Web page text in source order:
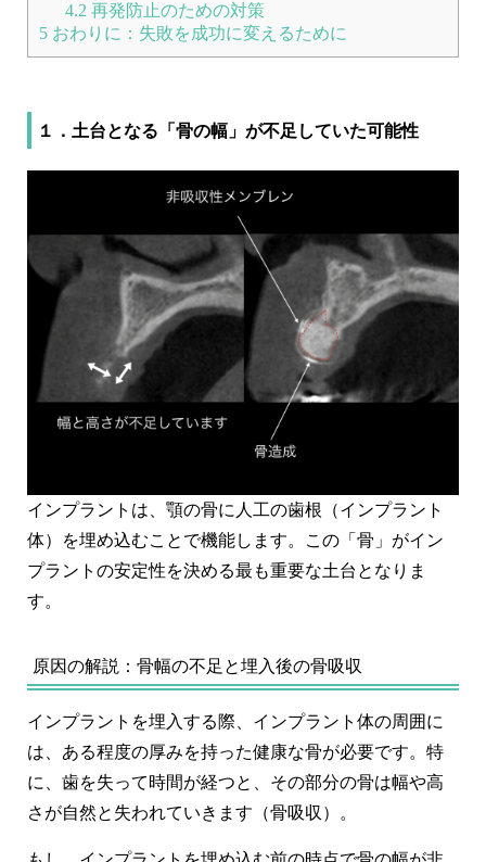
4.2 再発防止のための対策
5 おわりに：失敗を成功に変えるために
１．土台となる「骨の幅」が不足していた可能性
インプラントは、顎の骨に人工の歯根（インプラント
体）を埋め込むことで機能します。この「骨」がイン
プラントの安定性を決める最も重要な土台となりま
す。
原因の解説：骨幅の不足と埋入後の骨吸収
インプラントを埋入する際、インプラント体の周囲に
は、ある程度の厚みを持った健康な骨が必要です。特
に、歯を失って時間が経つと、その部分の骨は幅や高
さが自然と失われていきます（骨吸収）。